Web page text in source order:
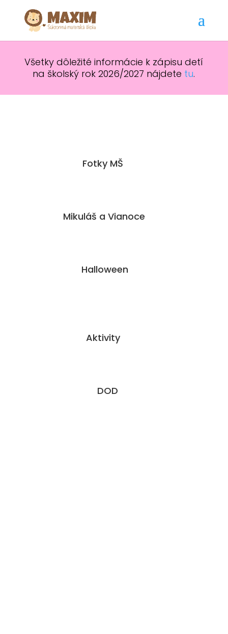
Všetky dôležité informácie k zápisu detí
na školský rok 2026/2027 nájdete tu.
Fotky MŠ
Mikuláš a Vianoce
Halloween
Aktivity
DOD